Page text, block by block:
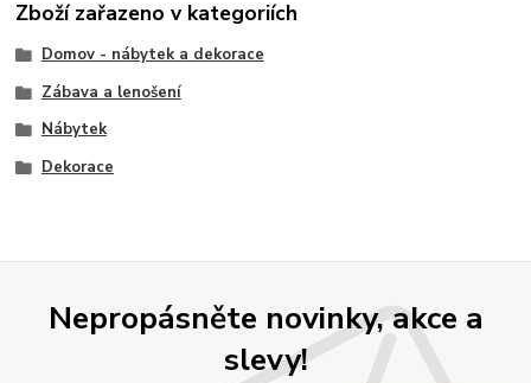
Zboží zařazeno v kategoriích
Domov - nábytek a dekorace
Zábava a lenošení
Nábytek
Dekorace
Nepropásněte novinky, akce a
slevy!
Send